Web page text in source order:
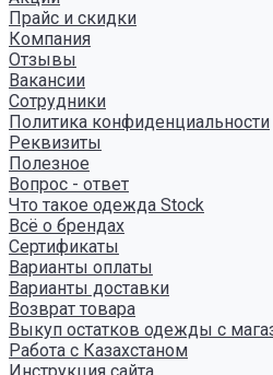
Прайс и скидки
Компания
Отзывы
Вакансии
Сотрудники
Политика конфиденциальности
Реквизиты
Полезное
Вопрос - ответ
Что такое одежда Stock
Всё о брендах
Сертификаты
Варианты оплаты
Варианты доставки
Возврат товара
Выкуп остатков одежды с
Работа с Казахстаном